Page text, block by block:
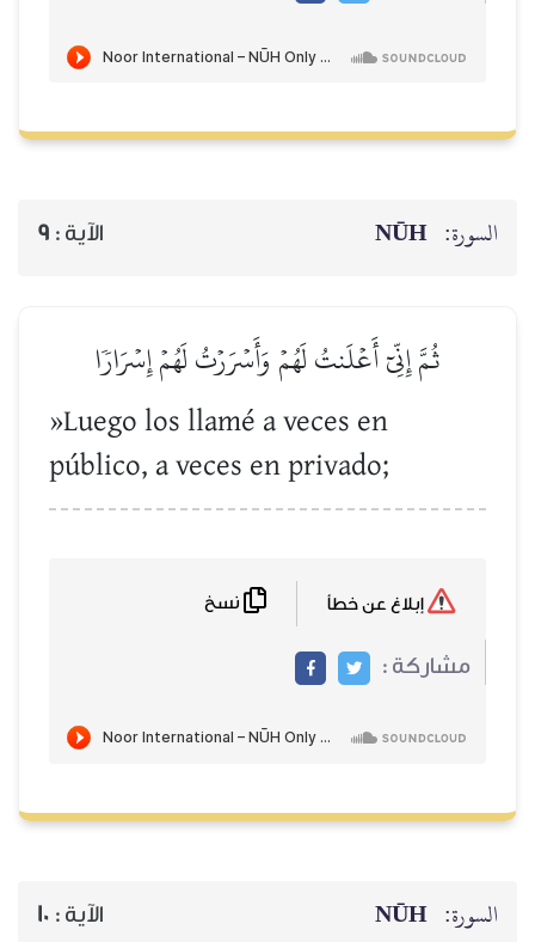
السورة: NŪH الآية : 9
ثُمَّ إِنِّيٓ أَعۡلَنتُ لَهُمۡ وَأَسۡرَرۡتُ لَهُمۡ إِسۡرَارٗا
»Luego los llamé a veces en
público, a veces en privado;
مشاركة :
السورة: NŪH الآية : 10